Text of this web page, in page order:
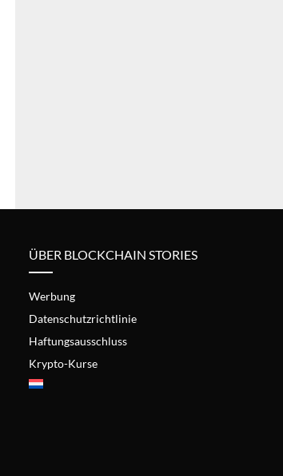
ÜBER BLOCKCHAIN STORIES
Werbung
Datenschutzrichtlinie
Haftungsausschluss
Krypto-Kurse